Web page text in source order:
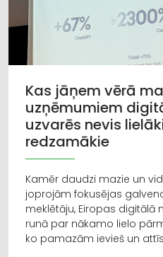
Kas jāņem vērā
uzņēmumiem
uzvarēs nevis
redzamākie
Kamēr daudzi mazie un
joprojām fokusējas
meklētāju, Eiropas digitālā
runā par nākamo lielo
ko pamazām ievieš un